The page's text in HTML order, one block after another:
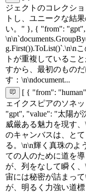
ジェクトのコレクシ
トし、ユニークな結
い。" }, { "from": "gpt",
g.First()).ToList()`.\n\n
トが重複しているこ
すから、最初のもの
す：\n\ndocument...
[ { "from":
ェイクスピアのソネ
"gpt", "value": "太陽が
威厳ある魅力を現す
のキャンバスは、と
る。\n\n輝く真珠のよ
ての人のために道を
が、列をなして瞬く
宙には秘密が詰まっ
が、明るく力強い道